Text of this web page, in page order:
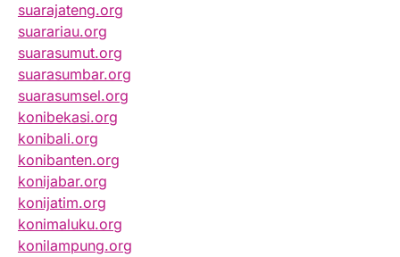
suarajateng.org
suarariau.org
suarasumut.org
suarasumbar.org
suarasumsel.org
konibekasi.org
konibali.org
konibanten.org
konijabar.org
konijatim.org
konimaluku.org
konilampung.org